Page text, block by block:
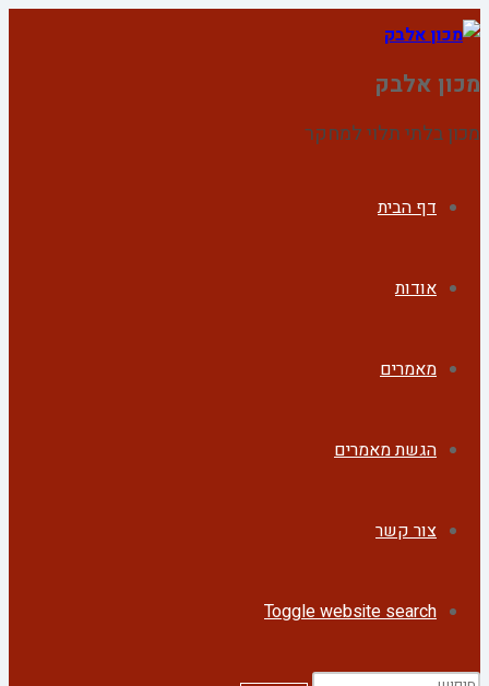
מכון אלבק
מכון בלתי תלוי למחקר
דף הבית
אודות
מאמרים
הגשת מאמרים
צור קשר
Toggle website search